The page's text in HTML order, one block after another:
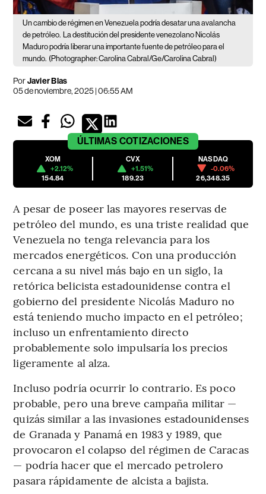
Un cambio de régimen en Venezuela podría desatar una avalancha
de petróleo.
La destitución del presidente venezolano Nicolás
Maduro podría liberar una importante fuente de petróleo para el
mundo. (Photographer: Carolina Cabral/Ge/Carolina Cabral)
PorJavier Blas
05 de noviembre, 2025 | 06:55 AM
ÚLTIMAS COTIZACIONES
XOM
+2.12%
154.84
CVX
+1.51%
189.23
NASDAQ
-0.06%
26,348.35
A pesar de poseer las mayores reservas de
petróleo del mundo, es una triste realidad que
Venezuela no tenga relevancia para los
mercados energéticos. Con una producción
cercana a su nivel más bajo en un siglo, la
retórica belicista estadounidense contra el
gobierno del presidente Nicolás Maduro no
está teniendo mucho impacto en el petróleo;
incluso un enfrentamiento directo
probablemente solo impulsaría los precios
ligeramente al alza.
Incluso podría ocurrir lo contrario. Es poco
probable, pero una breve campaña militar —
quizás similar a las invasiones estadounidenses
de Granada y Panamá en 1983 y 1989, que
provocaron el colapso del régimen de Caracas
— podría hacer que el mercado petrolero
pasara rápidamente de alcista a bajista.